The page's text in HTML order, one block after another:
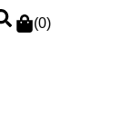
(0)